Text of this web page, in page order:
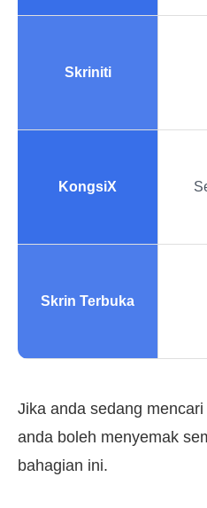
Skriniti
KongsiX
Skrin Terbuka
Jika anda sedang
anda boleh menyemak
bahagian ini.